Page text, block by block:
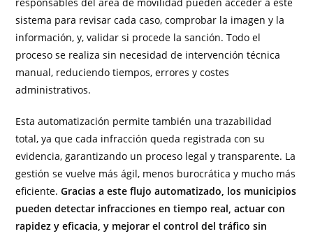
sistema para revisar cada caso, comprobar la imagen y la
información, y, validar si procede la sanción. Todo el
proceso se realiza sin necesidad de intervención técnica
manual, reduciendo tiempos, errores y costes
administrativos.
Esta automatización permite también una trazabilidad
total, ya que cada infracción queda registrada con su
evidencia, garantizando un proceso legal y transparente. La
gestión se vuelve más ágil, menos burocrática y mucho más
eficiente.Gracias a este flujo automatizado, los municipios
pueden detectar infracciones en tiempo real, actuar con
rapidez y eficacia, y mejorar el control del tráfico sin